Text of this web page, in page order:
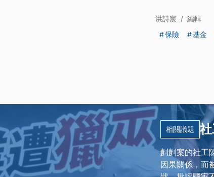
洪詩宸 / 編輯
保險
基金
相關議題
剴剴案的社工
因果關係，而